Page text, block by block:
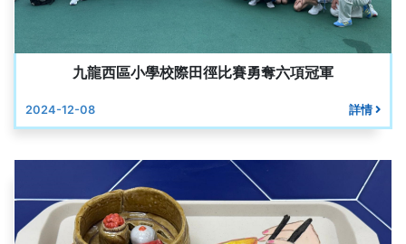
九龍西區小學校際田徑比賽勇奪六項冠軍
2024-12-08 詳情